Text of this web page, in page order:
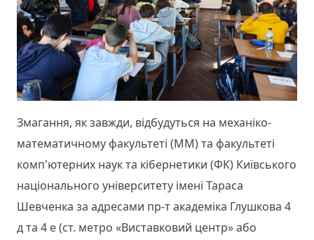
Змагання, як завжди, відбудуться на механіко-
математичному факультеті (ММ) та факультеті
комп'ютерних наук та кібернетики (ФК) Київського
національного університету імені Тараса
Шевченка за адресами пр-т академіка Глушкова 4
д та 4 е (ст. метро «Виставковий центр» або